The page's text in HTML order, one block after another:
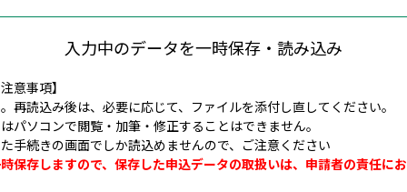
入力中のデータを一時保存・読み込み
意事項】
再読込み後は、必要に応じて、ファイルを添付し直してください。
パソコンで閲覧・加筆・修正することはできません。
手続きの画面でしか読込めませんので、ご注意ください
保存しますので、保存した申込データの取扱いは、申請者の責任に